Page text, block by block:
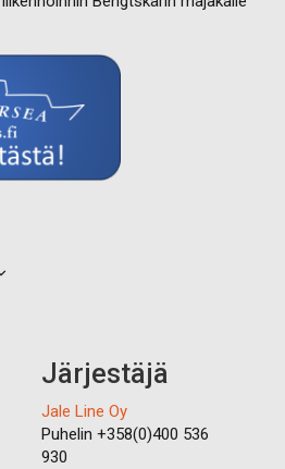
Järjestäjä
Jale Line Oy
Puhelin +358(0)400 536
930